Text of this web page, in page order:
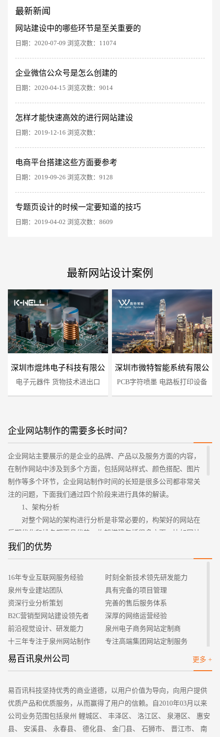
最新新闻
网站建设中的哪些环节是至关重要的
日期：2020-07-09 浏览次数：11074
企业微信公众号是怎么创建的
日期：2020-04-15 浏览次数：9014
怎样才能快速高效的进行网站建设
日期：2019-12-16 浏览次数：
电商平台搭建这些方面要参考
日期：2019-09-26 浏览次数：9128
专题页设计的时候一定要知道的技巧
日期：2019-04-02 浏览次数：8609
最新网站设计案例
深圳市焜炜电子科技有限公
司
电子元器件 货物技术进出口
深圳市微特智能系统有限公
司
PCB字符喷墨 电路板打印设备
企业网站制作的需要多长时间？
企业网站主要展示的是企业的品牌、产品以及服务方面的内容，
在制作网站中涉及到多个方面，包括网站样式、颜色搭配、图片
制作等多个环节，企业网站制作时间的长短是很多公司都非常关
注的问题，下面我们通过四个阶段来进行具体的解读。
1、架构分析
对整个网站的架构进行分析是非常必要的，构架好的网站在
后期优化和排名都更具优势，构架搭建包括很多方面，比如网站
栏目建设、对网站进行的分类、网站首页banner轮播以及网站的
整体样式等等。在构架的搭建上通常需要花费1个工作日，这个
有特别定制需求的网站时间会延长。
3、网站程序嵌套
程序嵌套指的是让整个网站中所有的网页都产生关联性，使
得每一个单独的页面都可以实现整个网络关系，从而使得各个网
页组合网站。这方面的内容和前台设计以及对后台的搭建往往是
同时进行的，占据一个工作日的时间。
我们的优势
16年专业互联网服务经验
泉州专业建站团队
资深行业分析策划
B2C营销型网站建设领先者
前沿视觉设计、研发能力
十三年专注于泉州网站制作
客户的满意是我们唯一的宗旨
时刻全新技术领先研发能力
具有完备的项目管理
完善的售后服务体系
深厚的网络运营经验
泉州电子商务网站定制商
专注高端集团网站定制服务
更多 +
易百讯泉州公司
易百讯科技坚持优秀的商业道德，以用户价值为导向，向用户提供
优质产品和优质服务，从而赢得了用户的信赖。自2010年03月以来
公司业务范围包括泉州 鲤城区、 丰泽区、 洛江区、 泉港区、 惠安
县、 安溪县、 永春县、 德化县、 金门县、 石狮市、 晋江市、 南
创意品牌型网站 · 标准企业官网建设 · 外贸网
电商及系统平台开发
您的预算 1万-3万 3万-5万 5万-8万